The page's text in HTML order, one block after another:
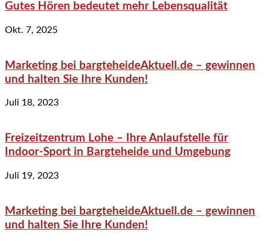
Gutes Hören bedeutet mehr Lebensqualität
Okt. 7, 2025
Marketing bei bargteheideAktuell.de – gewinnen
und halten Sie Ihre Kunden!
Juli 18, 2023
Freizeitzentrum Lohe – Ihre Anlaufstelle für
Indoor-Sport in Bargteheide und Umgebung
Juli 19, 2023
Marketing bei bargteheideAktuell.de – gewinnen
und halten Sie Ihre Kunden!